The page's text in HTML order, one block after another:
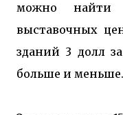
можно найти
выставочных
зданий 3 долл
больше и меньше.